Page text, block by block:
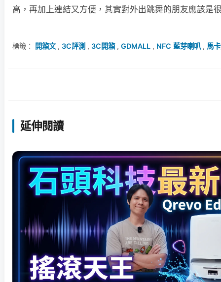
高，再加上連結又方便，其實對外出跳舞的朋友應該是
標籤： 開箱文, 3C評測 , 3C開箱, GDMALL , NFC 藍芽喇叭 , 馬
延伸閱讀